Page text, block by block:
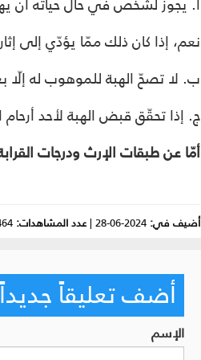
أ. يجوز لشخص في حال حياته أن
نعم، إذا كان ذلك ممّا يؤدّي إلى
ب. لا تصحّ الهبة للموهوب له
ج. إذا تحقّق قبض الهبة لأحد أرحام
أمّا عن طبقات الإرث ودرجات
أضيف في: 2024-06-28
|عدد المشاهدات:
أضف تعليقاً جديداً
الإسم